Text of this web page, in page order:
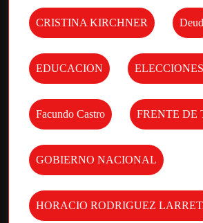
CRISTINA KIRCHNER
EDUCACION
Facundo Castro FRENTE DE
GOBIERNO NACIONAL
HORACIO RODRIGUEZ